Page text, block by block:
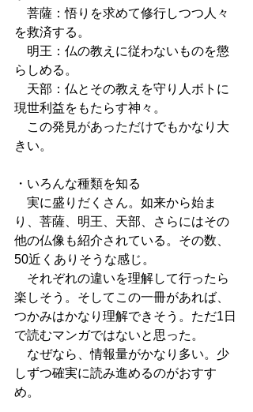
菩薩：悟りを求めて修行しつつ人々
を救済する。
明王：仏の教えに従わないものを懲
らしめる。
天部：仏とその教えを守り人ボトに
現世利益をもたらす神々。
この発見があっただけでもかなり大
きい。
・いろんな種類を知る
実に盛りだくさん。如来から始ま
り、菩薩、明王、天部、さらにはその
他の仏像も紹介されている。その数、
50近くありそうな感じ。
それぞれの違いを理解して行ったら
楽しそう。そしてこの一冊があれば、
つかみはかなり理解できそう。ただ1日
で読むマンガではないと思った。
なぜなら、情報量がかなり多い。少
しずつ確実に読み進めるのがおすす
め。